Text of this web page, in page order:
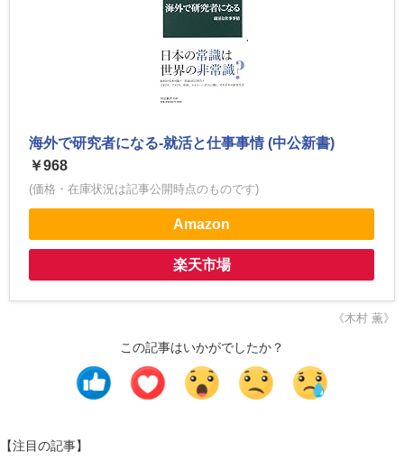
海外で研究者になる-就活と仕事事情 (中公新書)
￥968
(価格・在庫状況は記事公開時点のものです)
Amazon
楽天市場
《木村 薫》
この記事はいかがでしたか？
【注目の記事】